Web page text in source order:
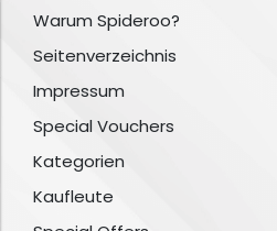
Warum Spideroo?
Seitenverzeichnis
Impressum
Special Vouchers
Kategorien
Kaufleute